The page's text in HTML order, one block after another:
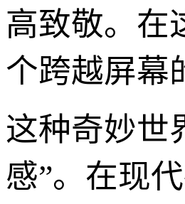
高致敬。在
个跨越屏幕
这种奇妙世
感”。在现